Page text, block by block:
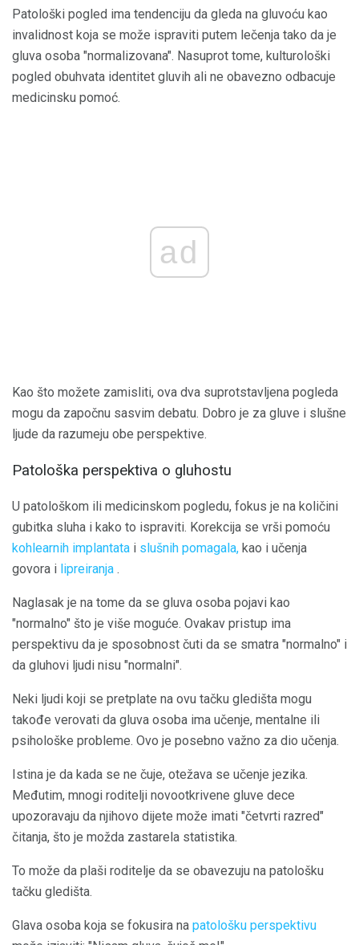
Patološki pogled ima tendenciju da gleda na gluvoću kao
invalidnost koja se može ispraviti putem lečenja tako da je
gluva osoba "normalizovana". Nasuprot tome, kulturološki
pogled obuhvata identitet gluvih ali ne obavezno odbacuje
medicinsku pomoć.
ad
Kao što možete zamisliti, ova dva suprotstavljena pogleda
mogu da započnu sasvim debatu. Dobro je za gluve i slušne
ljude da razumeju obe perspektive.
Patološka perspektiva o gluhostu
U patološkom ili medicinskom pogledu, fokus je na količini
gubitka sluha i kako to ispraviti. Korekcija se vrši pomoću
kohlearnih implantata i slušnih pomagala, kao i učenja
govora i lipreiranja .
Naglasak je na tome da se gluva osoba pojavi kao
"normalno" što je više moguće. Ovakav pristup ima
perspektivu da je sposobnost čuti da se smatra "normalno" i
da gluhovi ljudi nisu "normalni".
Neki ljudi koji se pretplate na ovu tačku gledišta mogu
takođe verovati da gluva osoba ima učenje, mentalne ili
psihološke probleme. Ovo je posebno važno za dio učenja.
Istina je da kada se ne čuje, otežava se učenje jezika.
Međutim, mnogi roditelji novootkrivene gluve dece
upozoravaju da njihovo dijete može imati "četvrti razred"
čitanja, što je možda zastarela statistika.
To može da plaši roditelje da se obavezuju na patološku
tačku gledišta.
Glava osoba koja se fokusira na patološku perspektivu